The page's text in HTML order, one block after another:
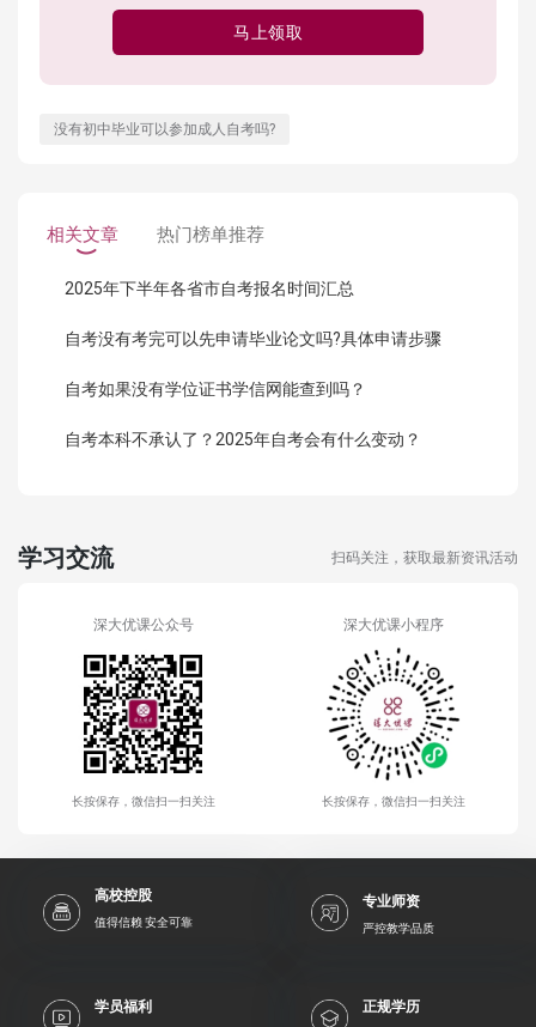
马上领取
没有初中毕业可以参加成人自考吗?
相关文章 热门榜单推荐
2025年下半年各省市自考报名时间汇总
自考没有考完可以先申请毕业论文吗?具体申请步骤
自考如果没有学位证书学信网能查到吗？
自考本科不承认了？2025年自考会有什么变动？
学习交流 扫码关注，获取最新资讯活动
深大优课公众号
长按保存，微信扫一扫关注
深大优课小程序
长按保存，微信扫一扫关注
高校控股
值得信赖 安全可靠
专业师资
严控教学品质
学员福利 正规学历